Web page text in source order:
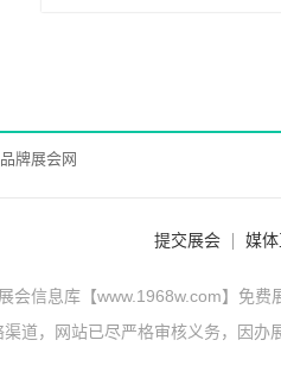
品牌展会网
提交展会 媒
会信息库【www.1968w.com】免费
道，网站已尽严格审核义务，因